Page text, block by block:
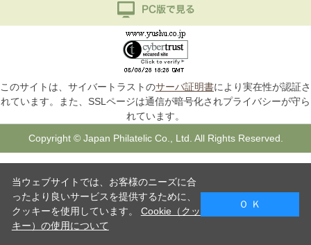
このサイトは、サイバートラストのサーバ証明書により実在性が認証さ
れています。また、SSLページは通信が暗号化されプライバシーが守ら
れています。
Copyright © Japan Philatelic Co., Ltd. All Rights Reserved.
当ウェブサイトでは、お客様のニーズに合
ったより良いサービスを提供するために、
クッキーを使用しています。 Cookie（クッ
キー）の使用について
Ｏ Ｋ